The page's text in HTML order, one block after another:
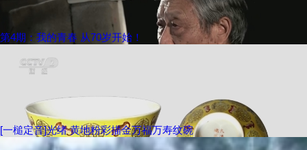
第4期：我的青春 从70岁开始！
[一槌定音]光绪 黄地粉彩描金万福万寿纹碗